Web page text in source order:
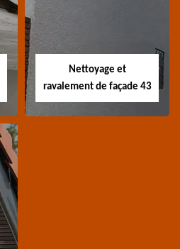
Devis réparation de
toiture 43 Haute-Loire
Nettoyage et
ravalement de façade 43